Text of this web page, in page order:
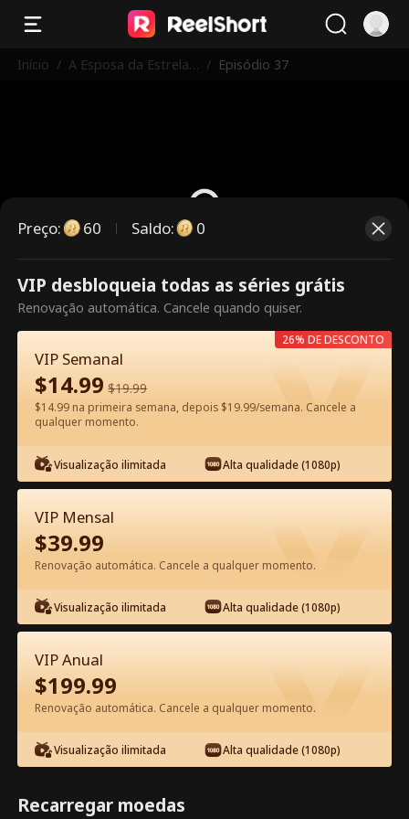
Início / A Esposa da Estrela
/ Episódio 37
Este episódio é pago. Desbloqueie
para assistir.
60
Episódio 37 - A Esposa da Estrela
Trabalha Aqui Filme completo
1-50 51-80 Todos os episódios
37 38 40 41
Preço: 60 Saldo: 0
VIP desbloqueia todas as séries grátis
Renovação automática. Cancele quando quiser.
VIP Semanal
$14.99 $19.99
$14.99 na primeira semana, depois $19.99/semana. Cancele a
qualquer momento.
Visualização ilimitada Alta qualidade (1080p)
26% DE DESCONTO
VIP Mensal
$39.99
Renovação automática. Cancele a qualquer momento.
Visualização ilimitada Alta qualidade (1080p)
VIP Anual
$199.99
Renovação automática. Cancele a qualquer momento.
Visualização ilimitada Alta qualidade (1080p)
Recarregar moedas